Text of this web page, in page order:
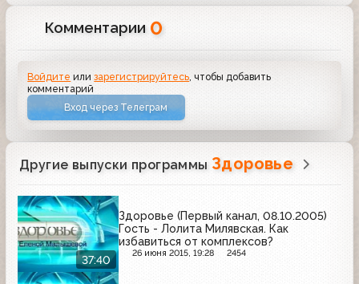
Комментарии 0
Войдите илизарегистрируйтесь , чтобы добавить
комментарий
Вход через Телеграм
Другие выпуски программы Здоровье
37:40
Здоровье (Первый канал, 08.10.2005)
Гость - Лолита Милявская. Как
избавиться от комплексов?
26 июня 2015, 19:28 2454